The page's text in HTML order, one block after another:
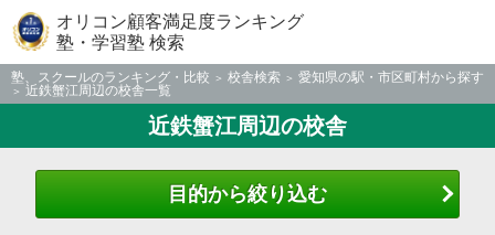
オリコン顧客満足度ランキング
塾・学習塾 検索
塾、スクールのランキング・比較 校舎検索
愛知県の駅・市区町村から探す
近鉄蟹江周辺の校舎一覧
近鉄蟹江周辺の校舎
目的から絞り込む